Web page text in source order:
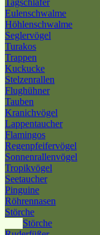
Tagschläfer
Eulenschwalme
Höhlenschwalme
Seglervögel
Turakos
Trappen
Kuckucke
Stelzenrallen
Flughühner
Tauben
Kranichvögel
Lappentaucher
Flamingos
Regenpfeifervögel
Sonnenrallenvögel
Tropikvögel
Seetaucher
Pinguine
Röhrennasen
Störche
Störche